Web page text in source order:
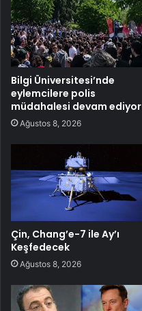
Bilgi Üniversitesi’nde
eylemcilere polis
müdahalesi devam ediyor
Ağustos 8, 2026
Çin, Chang’e-7 ile Ay’ı
Keşfedecek
Ağustos 8, 2026